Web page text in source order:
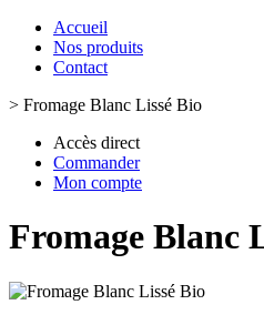
Accueil
Nos produits
Contact
> Fromage Blanc Lissé Bio
Accès direct
Commander
Mon compte
Fromage Blanc